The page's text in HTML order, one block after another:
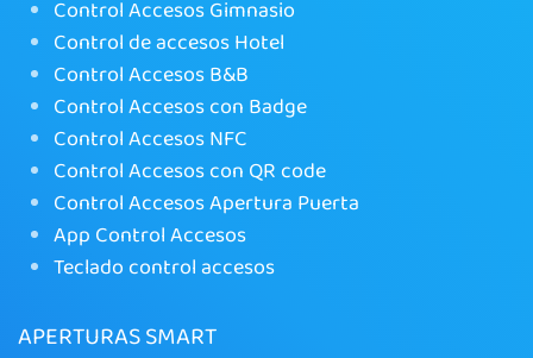
Control Accesos Gimnasio
Control de accesos Hotel
Control Accesos B&B
Control Accesos con Badge
Control Accesos NFC
Control Accesos con QR code
Control Accesos Apertura Puerta
App Control Accesos
Teclado control accesos
APERTURAS SMART